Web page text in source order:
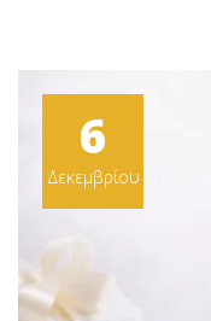
6
Δεκεμβρίου